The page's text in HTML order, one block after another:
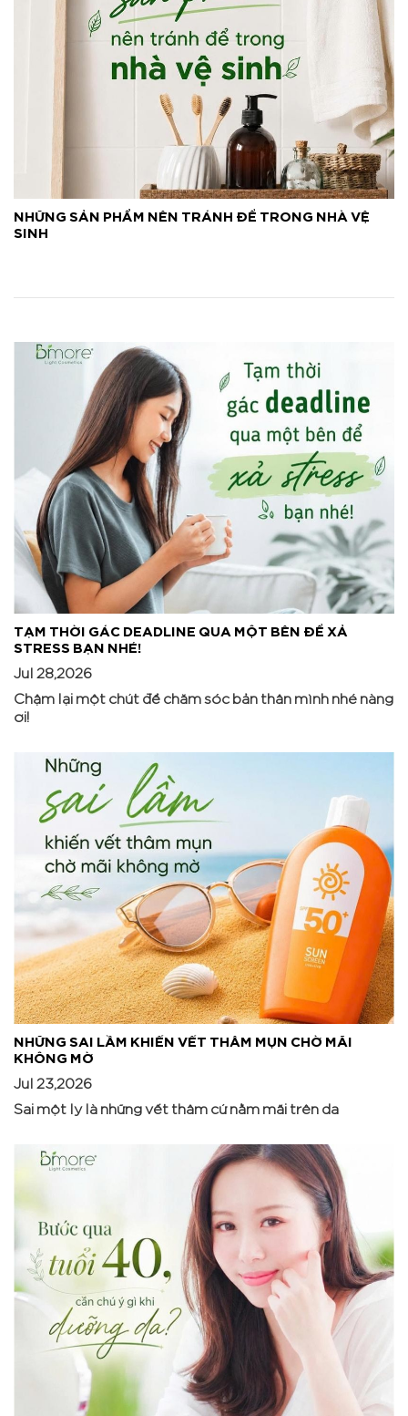
NHỮNG SẢN PHẨM NÊN TRÁNH ĐỂ TRONG NHÀ VỆ
SINH
TẠM THỜI GÁC DEADLINE QUA MỘT BÊN ĐỂ XẢ
STRESS BẠN NHÉ!
Jul 28,2026
Chậm lại một chút để chăm sóc bản thân mình nhé nàng
ơi!
NHỮNG SAI LẦM KHIẾN VẾT THÂM MỤN CHỜ MÃI
KHÔNG MỜ
Jul 23,2026
Sai một ly là những vết thâm cứ nằm mãi trên da